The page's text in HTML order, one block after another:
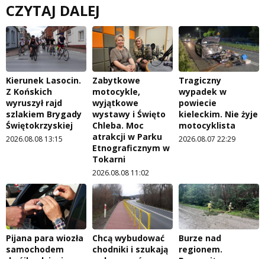
CZYTAJ DALEJ
Kierunek Lasocin.
Z Końskich
wyruszył rajd
szlakiem Brygady
Świętokrzyskiej
2026.08.08 13:15
Zabytkowe
motocykle,
wyjątkowe
wystawy i Święto
Chleba. Moc
atrakcji w Parku
Etnograficznym w
Tokarni
2026.08.08 11:02
Tragiczny
wypadek w
powiecie
kieleckim. Nie żyje
motocyklista
2026.08.07 22:29
Pijana para wiozła
samochodem
Chcą wybudować
chodniki i szukają
Burze nad
regionem.